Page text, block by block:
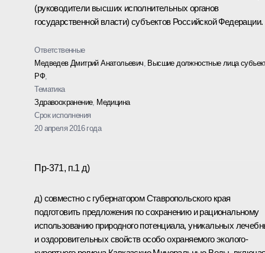
(руководители высших исполнительных органов
государственной власти) субъектов Российской Федерации.
Ответственные
Медведев Дмитрий Анатольевич Высшие должностные лица
РФ,
Тематика
Здравоохранение, Медицина
Срок исполнения
20 апреля 2016 года
Пр-371, п.1 д)
д) совместно с губернатором Ставропольского края
подготовить предложения по сохранению и рациональному
использованию природного потенциала, уникальных
и оздоровительных свойств особо охраняемого эколого-